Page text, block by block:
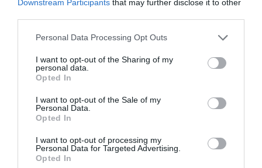
Downstream Participants that may further disclose it to other
Please note that this website/app uses one or more Google
not limited to your visit or usage behaviour. You may click to
grant or deny consent to Google and its third-party tags to
use your data for below specified purposes in below Google
consent section.
Personal Data Processing Opt Outs
I want to opt-out of the Sharing of my
personal data.
Opted In
I want to opt-out of the Sale of my
Personal Data.
Opted In
I want to opt-out of processing my
Personal Data for Targeted Advertising.
Opted In
προμεσημβρινές ώρες θα αυξηθούν και
θα σημειωθούν σποραδικές βροχές και
καταιγίδες. Τα φαινόμενα πιθανόν να είναι
κατά διαστήματα ισχυρά. Σταδιακή
βελτίωση από αργά το απόγευμα.
Άνεμοι:Αρχικά μεταβλητοί 3 με 4
μποφόρ, από τις απογευματινές ώρες
περαιτέρω ενίσχυση τις βραδινές ώρες.